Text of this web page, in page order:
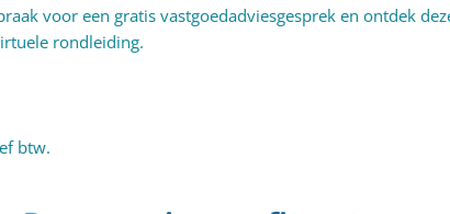
voor een gratis vastgoedadviesgesprek en ontdek
rondleiding.
btw.